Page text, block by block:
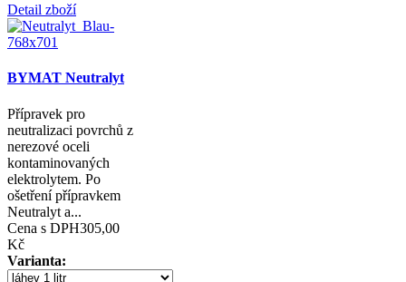
Detail zboží
BYMAT Neutralyt
Přípravek pro
neutralizaci povrchů z
nerezové oceli
kontaminovaných
elektrolytem. Po
ošetření přípravkem
Neutralyt a...
Cena s DPH305,00
Kč
Varianta: